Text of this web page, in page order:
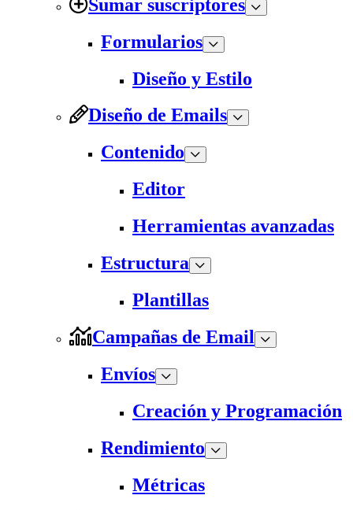
Sumar suscriptores
Formularios
Diseño y Estilo
Diseño de Emails
Contenido
Editor
Herramientas avanzadas
Estructura
Plantillas
Campañas de Email
Envíos
Creación y Programación
Rendimiento
Métricas